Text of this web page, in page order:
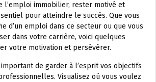
l’emploi immobilier, rester motivé et
pour atteindre le succès. Que vous
d’un emploi dans ce secteur ou que vous
dans votre carrière, voici quelques
votre motivation et persévérer.
important de garder à l’esprit vos objectifs
Visualisez où vous voulez